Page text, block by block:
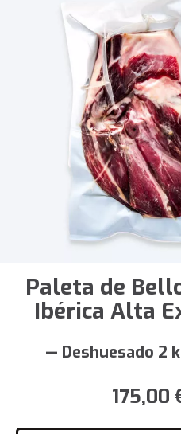
Paleta de
Ibérica Alta
— Deshuesado 2
175,00